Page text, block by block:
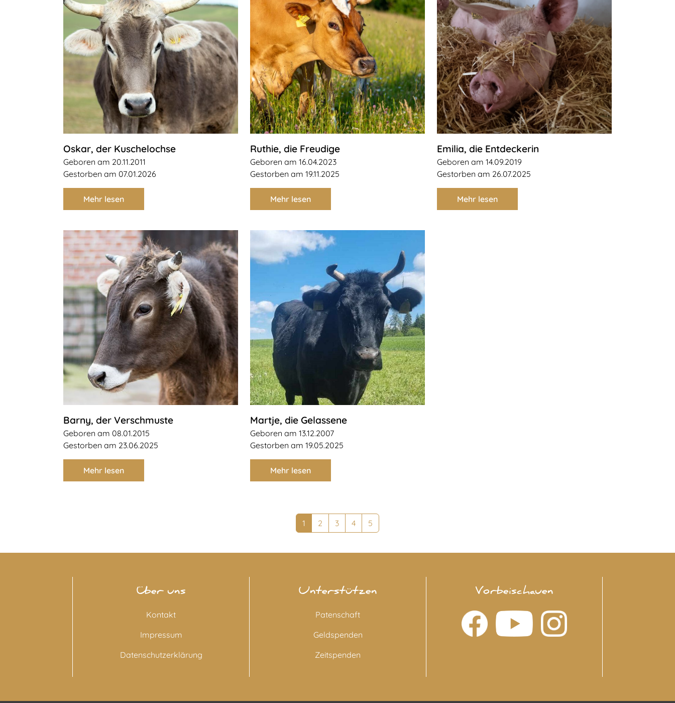
Oskar, der Kuschelochse
Geboren am 20.11.2011
Gestorben am 07.01.2026
Mehr lesen
Ruthie, die Freudige
Geboren am 16.04.2023
Gestorben am 19.11.2025
Mehr lesen
Emilia, die Entdeckerin
Geboren am 14.09.2019
Gestorben am 26.07.2025
Mehr lesen
Barny, der Verschmuste
Geboren am 08.01.2015
Gestorben am 23.06.2025
Mehr lesen
Martje, die Gelassene
Geboren am 13.12.2007
Gestorben am 19.05.2025
Mehr lesen
1 2 3 4 5
Über uns
Kontakt
Impressum
Datenschutzerklärung
Unterstützen
Patenschaft
Geldspenden
Zeitspenden
Vorbeischauen